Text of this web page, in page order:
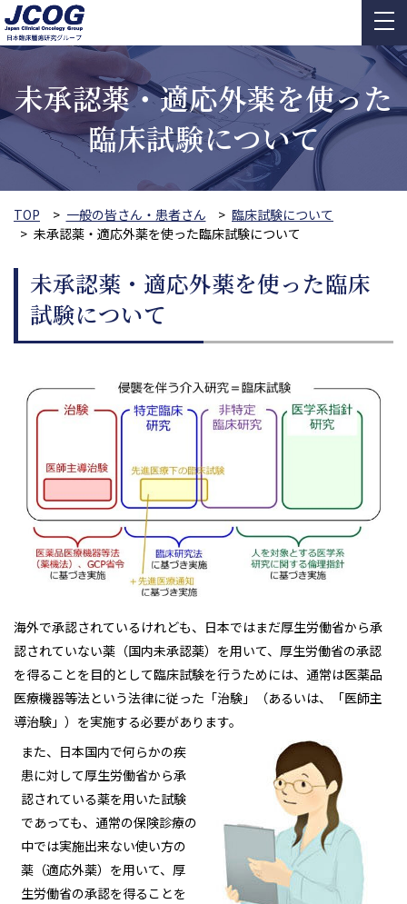
未承認薬・適応外薬を使った
臨床試験について
TOP 一般の皆さん・患者さん
臨床試験について
未承認薬・適応外薬を使った臨床試験について
未承認薬・適応外薬を使った臨床
試験について
海外で承認されているけれども、日本ではまだ厚生労働省から承
認されていない薬（国内未承認薬）を用いて、厚生労働省の承認
を得ることを目的として臨床試験を行うためには、通常は医薬品
医療機器等法という法律に従った「治験」（あるいは、「医師主
導治験」）を実施する必要があります。
また、日本国内で何らかの疾
患に対して厚生労働省から承
認されている薬を用いた試験
であっても、通常の保険診療の
中では実施出来ない使い方の
薬（適応外薬）を用いて、厚
生労働省の承認を得ることを